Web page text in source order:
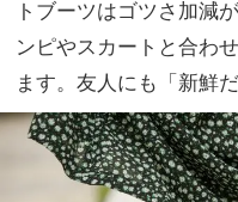
トブーツはゴツさ加減
ンピやスカートと合わ
ます。友人にも「新鮮